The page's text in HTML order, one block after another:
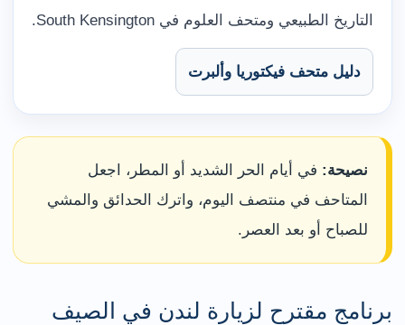
التاريخ الطبيعي ومتحف العلوم في South Kensington.
دليل متحف فيكتوريا وألبرت
نصيحة: في أيام الحر الشديد أو المطر، اجعل
المتاحف في منتصف اليوم، واترك الحدائق والمشي
للصباح أو بعد العصر.
برنامج مقترح لزيارة لندن في الصيف